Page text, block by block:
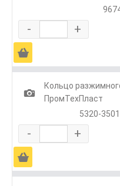
- +
Ä
1
Кольцо
ПромТехПласт
5320-
- +
Ä